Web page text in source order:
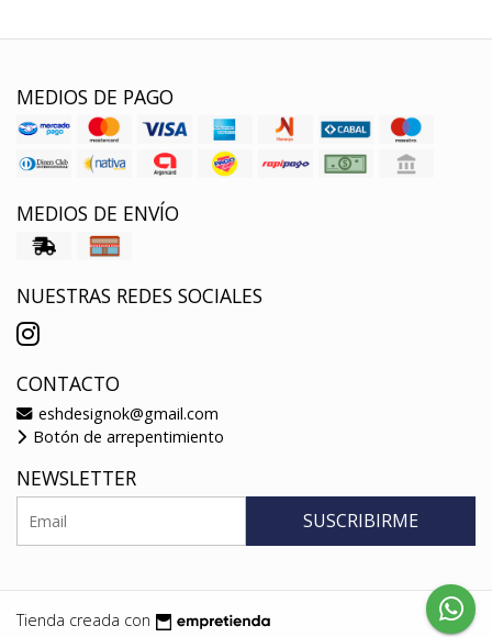
MEDIOS DE PAGO
MEDIOS DE ENVÍO
NUESTRAS REDES SOCIALES
CONTACTO
eshdesignok@gmail.com
Botón de arrepentimiento
NEWSLETTER
SUSCRIBIRME
Tienda creada con